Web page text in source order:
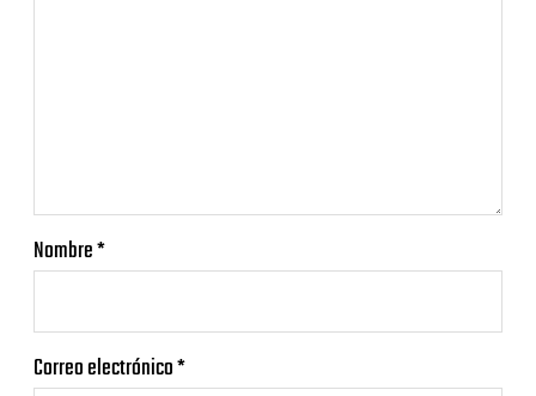
Nombre*
Correo electrónico*